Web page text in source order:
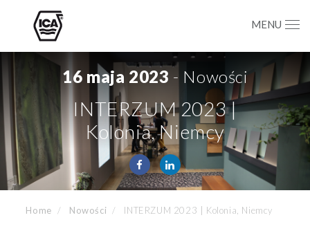
MENU
16 maja 2023 - Nowości
INTERZUM 2023 |
Kolonia, Niemcy
Home Nowości INTERZUM 2023 | Kolonia, Niemcy